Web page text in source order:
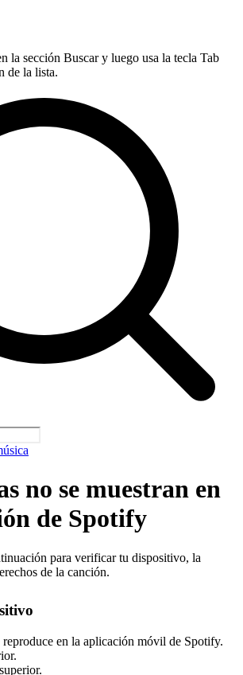
la sección Buscar y luego usa la tecla Tab
de la lista.
no se muestran en
de Spotify
para verificar tu dispositivo, la
de la canción.
reproduce en la aplicación móvil de Spotify.